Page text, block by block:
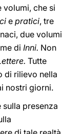
volumi, che si
e pratici, tre
due volumi
di Inni. Non
Tutte
di rilievo nella
nostri giorni.
presenza